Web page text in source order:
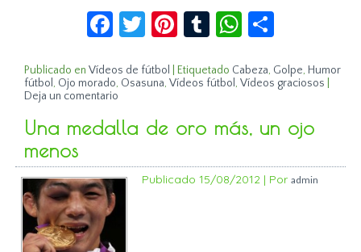
Facebook
Twitter
Pinterest
TumblrWhatsApp
Publicado en Vídeos de fútbol Etiquetado Cabeza, Golpe, Humor
fútbol , Ojo morado, Osasuna,Vídeos fútbol ,Vídeos graciosos
Deja un comentario
Una medalla de oro más, un ojo
menos
Publicado 15/08/2012 | Por admin